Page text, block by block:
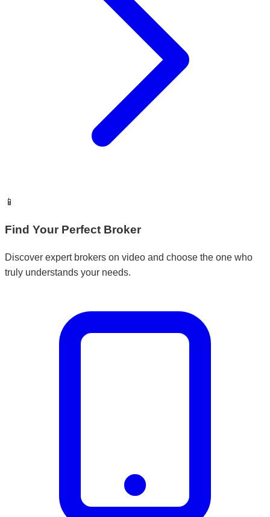
📱
Find Your Perfect Broker
Discover expert brokers on video and choose the one who
truly understands your needs.